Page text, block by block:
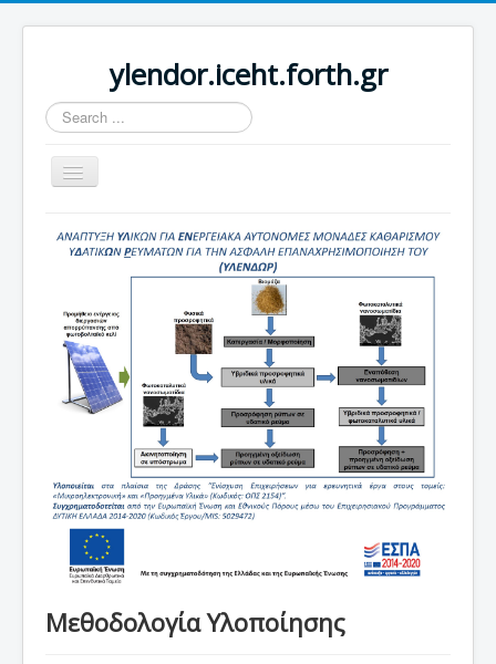
ylendor.iceht.forth.gr
Search
...
Toggle
Navigation
Μεθοδολογία Υλοποίησης